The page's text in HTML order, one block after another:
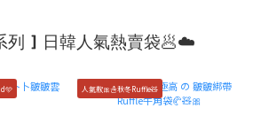
列 ] 日韓人氣熱賣袋🥟☁️
人氣款🎀☃️秋冬Ruffle🧸